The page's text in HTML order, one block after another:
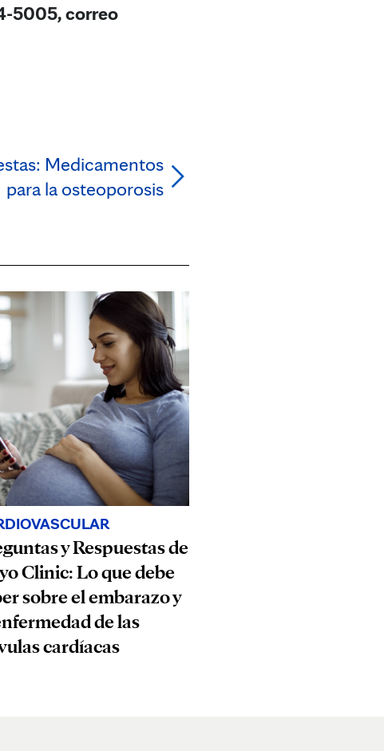
5005, correo
Medicamentos
para la osteoporosis
y Respuestas de
Clinic: Lo que debe
sobre el embarazo y
de las
cardíacas